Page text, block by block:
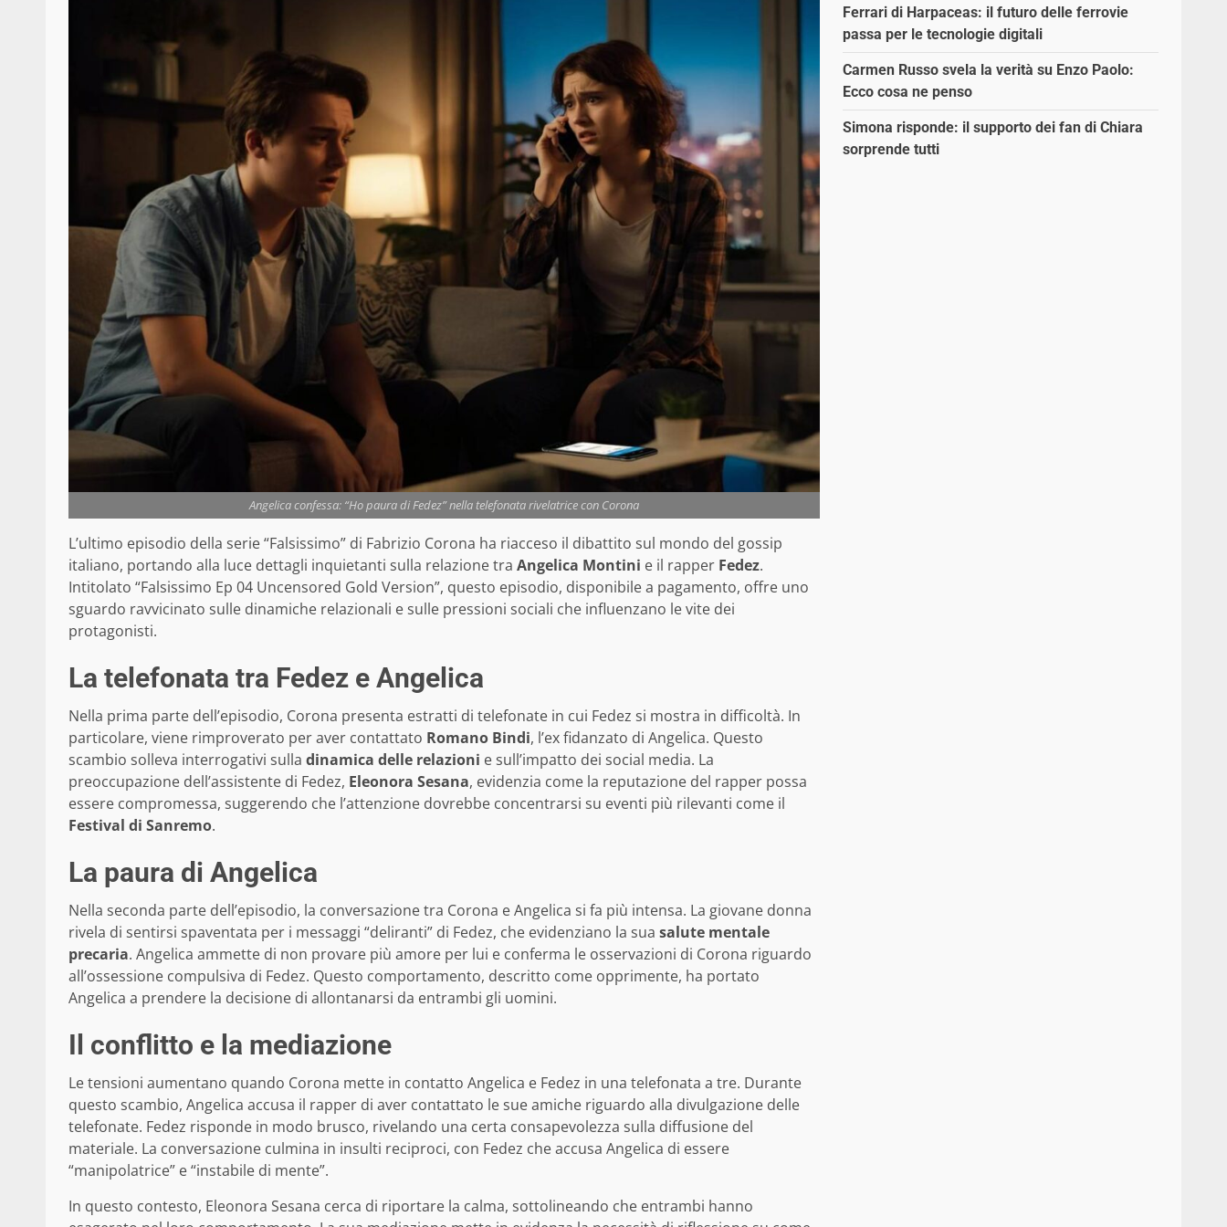
Angelica confessa: “Ho paura di Fedez” nella telefonata rivelatrice con Corona
L’ultimo episodio della serie “Falsissimo” di Fabrizio Corona ha riacceso il dibattito sul mondo del gossip
italiano, portando alla luce dettagli inquietanti sulla relazione tra Angelica Montini e il rapper Fedez.
Intitolato “Falsissimo Ep 04 Uncensored Gold Version”, questo episodio, disponibile a pagamento, offre uno
sguardo ravvicinato sulle dinamiche relazionali e sulle pressioni sociali che influenzano le vite dei
protagonisti.
La telefonata tra Fedez e Angelica
Nella prima parte dell’episodio, Corona presenta estratti di telefonate in cui Fedez si mostra in difficoltà. In
particolare, viene rimproverato per aver contattato Romano Bindi, l’ex fidanzato di Angelica. Questo
scambio solleva interrogativi sulla dinamica delle relazioni e sull’impatto dei social media. La
preoccupazione dell’assistente di Fedez, Eleonora Sesana, evidenzia come la reputazione del rapper possa
essere compromessa, suggerendo che l’attenzione dovrebbe concentrarsi su eventi più rilevanti come il
Festival di Sanremo.
La paura di Angelica
Nella seconda parte dell’episodio, la conversazione tra Corona e Angelica si fa più intensa. La giovane donna
rivela di sentirsi spaventata per i messaggi “deliranti” di Fedez, che evidenziano la sua salute mentale
precaria. Angelica ammette di non provare più amore per lui e conferma le osservazioni di Corona riguardo
all’ossessione compulsiva di Fedez. Questo comportamento, descritto come opprimente, ha portato
Angelica a prendere la decisione di allontanarsi da entrambi gli uomini.
Il conflitto e la mediazione
Le tensioni aumentano quando Corona mette in contatto Angelica e Fedez in una telefonata a tre. Durante
questo scambio, Angelica accusa il rapper di aver contattato le sue amiche riguardo alla divulgazione delle
telefonate. Fedez risponde in modo brusco, rivelando una certa consapevolezza sulla diffusione del
materiale. La conversazione culmina in insulti reciproci, con Fedez che accusa Angelica di essere
“manipolatrice” e “instabile di mente”.
In questo contesto, Eleonora Sesana cerca di riportare la calma, sottolineando che entrambi hanno
Ferrari di Harpaceas: il futuro delle ferrovie
passa per le tecnologie digitali
Carmen Russo svela la verità su Enzo Paolo:
Ecco cosa ne penso
Simona risponde: il supporto dei fan di Chiara
sorprende tutti